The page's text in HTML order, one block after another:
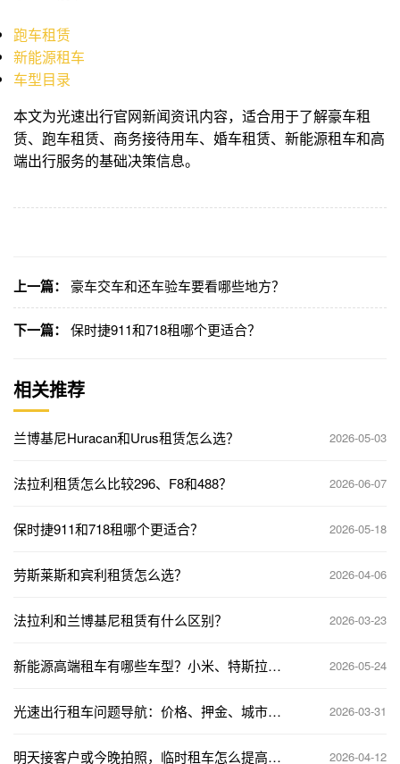
跑车租赁
新能源租车
车型目录
本文为光速出行官网新闻资讯内容，适合用于了解豪车租
赁、跑车租赁、商务接待用车、婚车租赁、新能源租车和高
端出行服务的基础决策信息。
上一篇： 豪车交车和还车验车要看哪些地方？
下一篇： 保时捷911和718租哪个更适合？
相关推荐
兰博基尼Huracan和Urus租赁怎么选？ 2026-05-03
法拉利租赁怎么比较296、F8和488？ 2026-06-07
保时捷911和718租哪个更适合？ 2026-05-18
劳斯莱斯和宾利租赁怎么选？ 2026-04-06
法拉利和兰博基尼租赁有什么区别？ 2026-03-23
新能源高端租车有哪些车型？小米、特斯拉、
2026-05-24
光速出行租车问题导航：价格、押金、城市、
2026-03-31
明天接客户或今晚拍照，临时租车怎么提高成
2026-04-12